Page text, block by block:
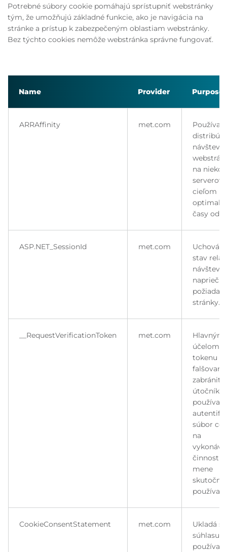
Potrebné súbory cookie pomáhajú sprístupniť webstránky
tým, že umožňujú základné funkcie, ako je navigácia na
stránke a prístup k zabezpečeným oblastiam webstránky.
Bez týchto cookies nemôže webstránka správne fungovať.
Name Provider Purpose
ARRAffinity met.com
Používa
na
serverov
cieľom
časy
ASP.NET_SessionId met.com
Uchováva
stav
naprieč
stránky.
__RequestVerificationToken met.com
Hlavným
účelom
tokenu
zabrániť
používať
súbor
na
činností v
mene
CookieConsentStatement met.com
Ukladá
súhlasu